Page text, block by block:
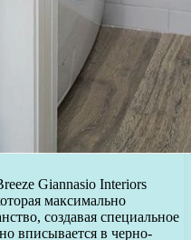
Giannasio Interiors
максимально
создавая специальное
вписывается в черно-